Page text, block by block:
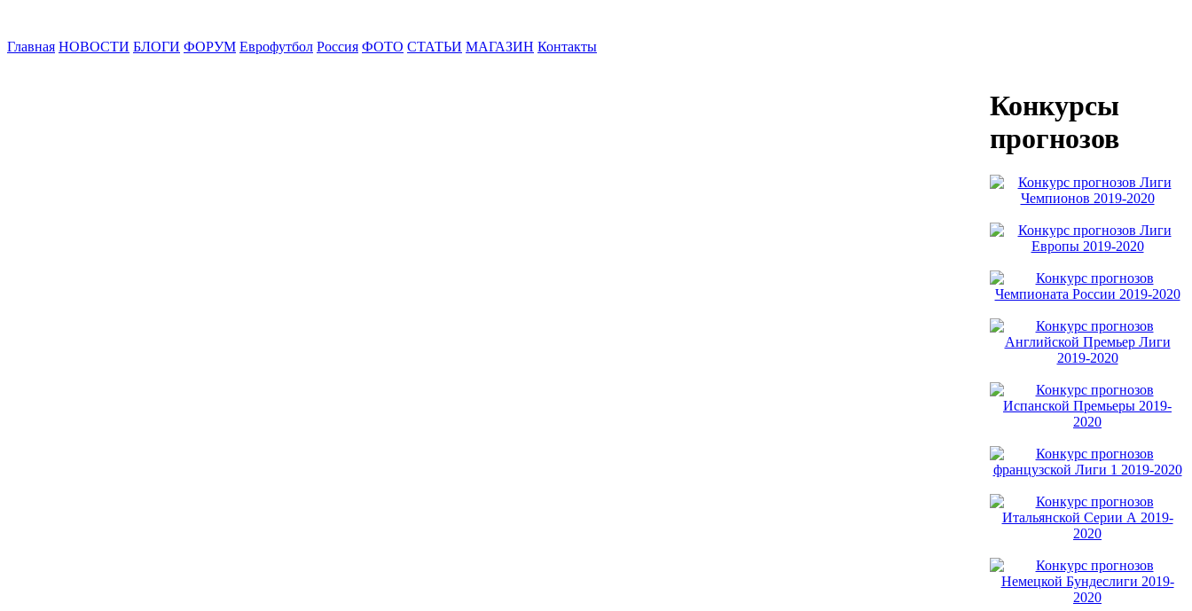
Главная НОВОСТИ БЛОГИ ФОРУМ Еврофутбол Россия ФОТО СТАТЬИ МАГАЗИН Контакты
Конкурсы
прогнозов